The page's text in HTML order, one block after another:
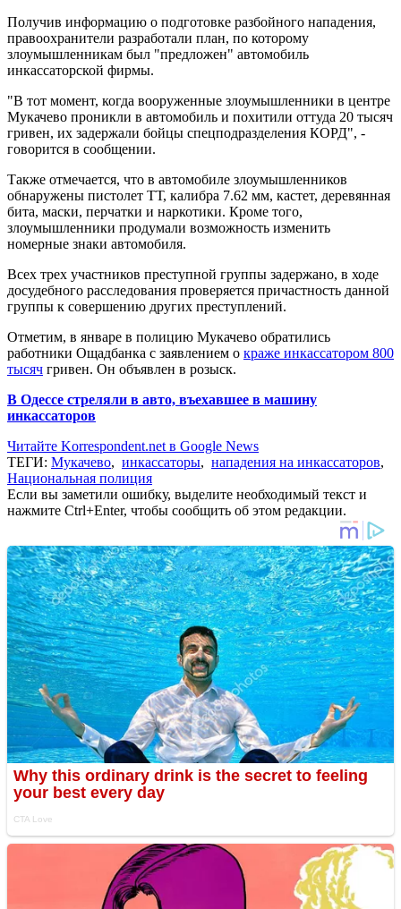
Получив информацию о подготовке разбойного нападения,
правоохранители разработали план, по которому
злоумышленникам был "предложен" автомобиль
инкассаторской фирмы.
"В тот момент, когда вооруженные злоумышленники в центре
Мукачево проникли в автомобиль и похитили оттуда 20 тысяч
гривен, их задержали бойцы спецподразделения КОРД", -
говорится в сообщении.
Также отмечается, что в автомобиле злоумышленников
обнаружены пистолет ТТ, калибра 7.62 мм, кастет, деревянная
бита, маски, перчатки и наркотики. Кроме того,
злоумышленники продумали возможность изменить
номерные знаки автомобиля.
Всех трех участников преступной группы задержано, в ходе
досудебного расследования проверяется причастность данной
группы к совершению других преступлений.
Отметим, в январе в полицию Мукачево обратились
работники Ощадбанка с заявлением о краже инкассатором 800
тысяч гривен. Он объявлен в розыск.
В Одессе стреляли в авто, въехавшее в машину
инкассаторов
Читайте Korrespondent.net в Google News
ТЕГИ: Мукачево, инкассаторы, нападения на инкассаторов,
Национальная полиция
Если вы заметили ошибку, выделите необходимый текст и
нажмите Ctrl+Enter, чтобы сообщить об этом редакции.